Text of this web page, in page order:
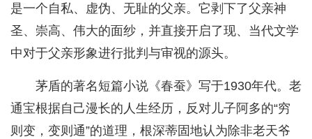
是一个自私、虚伪、无耻的父亲。它剥下了父亲神
圣、崇高、伟大的面纱，并直接开启了现、当代文学
中对于父亲形象进行批判与审视的源头。
茅盾的著名短篇小说《春蚕》写于1930年代。老
通宝根据自己漫长的人生经历，反对儿子阿多的“穷
则变，变则通”的道理，根深蒂固地认为除非老天爷